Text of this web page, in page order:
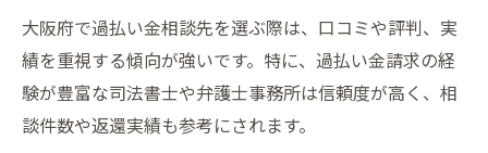
ントまとめ
過払い金請求時に起こりやすいトラブルと
回避策
大阪府で過払い金相談先を選ぶ際は、口コミや評判、実
績を重視する傾向が強いです。特に、過払い金請求の経
験が豊富な司法書士や弁護士事務所は信頼度が高く、相
談件数や返還実績も参考にされます。